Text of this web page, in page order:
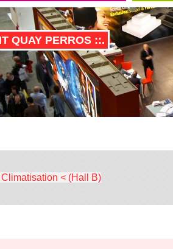
QUAY PERROS ::.
< (Hall B)